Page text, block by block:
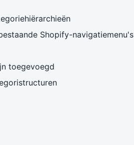
Shopify-navigatiemenu's
toegevoegd